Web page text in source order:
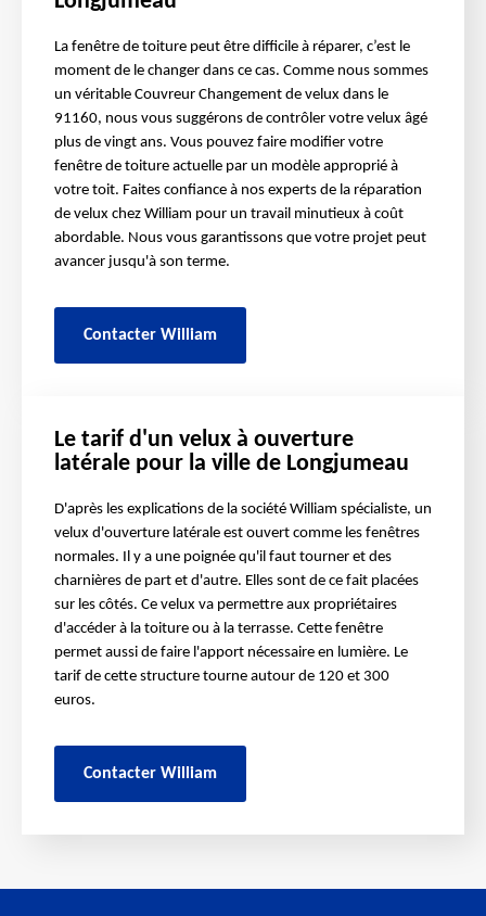
La fenêtre de toiture peut être difficile à réparer, c’est le
moment de le changer dans ce cas. Comme nous sommes
un véritable Couvreur Changement de velux dans le
91160, nous vous suggérons de contrôler votre velux âgé
plus de vingt ans. Vous pouvez faire modifier votre
fenêtre de toiture actuelle par un modèle approprié à
votre toit. Faites confiance à nos experts de la réparation
de velux chez William pour un travail minutieux à coût
abordable. Nous vous garantissons que votre projet peut
avancer jusqu'à son terme.
Contacter William
Le tarif d'un velux à ouverture
latérale pour la ville de Longjumeau
D'après les explications de la société William spécialiste, un
velux d'ouverture latérale est ouvert comme les fenêtres
normales. Il y a une poignée qu'il faut tourner et des
charnières de part et d'autre. Elles sont de ce fait placées
sur les côtés. Ce velux va permettre aux propriétaires
d'accéder à la toiture ou à la terrasse. Cette fenêtre
permet aussi de faire l'apport nécessaire en lumière. Le
tarif de cette structure tourne autour de 120 et 300
euros.
Contacter William